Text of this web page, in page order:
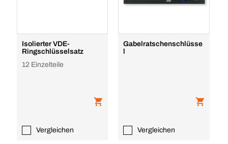
Isolierter VDE-
Ringschlüsselsatz
12 Einzelteile
Vergleichen
Gabelratschenschlüsse
Vergleichen